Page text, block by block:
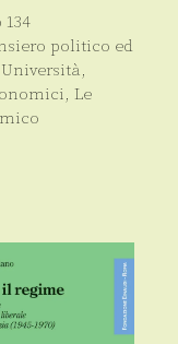
134
politico ed
Università,
, Le